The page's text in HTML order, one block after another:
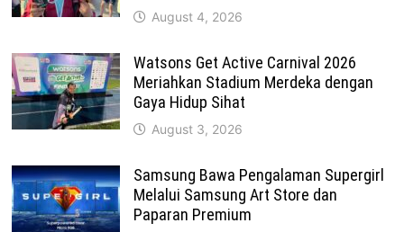
August 4, 2026
Watsons Get Active Carnival 2026
Meriahkan Stadium Merdeka dengan
Gaya Hidup Sihat
August 3, 2026
Samsung Bawa Pengalaman Supergirl
Melalui Samsung Art Store dan
Paparan Premium